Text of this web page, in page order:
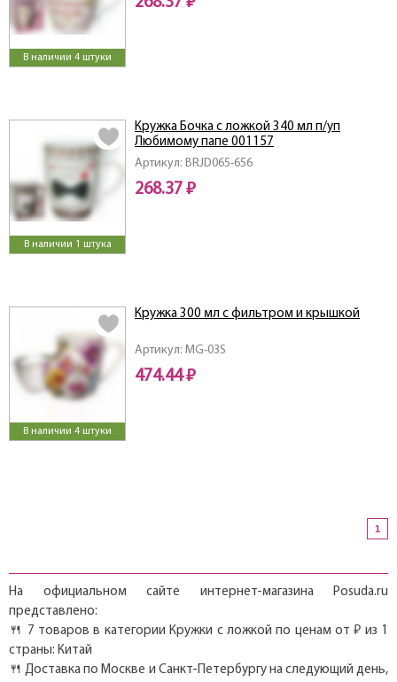
В наличии 4 штуки
В наличии 1 штука
Артикул: BRJD065-656
Кружка Бочка с ложкой 340 мл п/уп
Любимому папе 001157
268.37 ₽
В наличии 4 штуки
Артикул: MG-03S
Кружка 300 мл с фильтром и крышкой
474.44 ₽
1
На официальном сайте интернет-магазина Posuda.ru
представлено:
🍴 7 товаров в категории Кружки с ложкой по ценам от ₽ из 1
страны: Китай
🍴 Доставка по Москве и Санкт-Петербургу на следующий день,